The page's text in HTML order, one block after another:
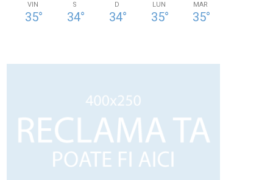
VIN
35°
S
34°
D
34°
LUN
35°
MAR
35°